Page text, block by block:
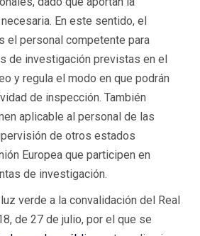
En este sentido, el
el personal competente para
de investigación previstas en el
y regula el modo en que podrán
de inspección. También
aplicable al personal de las
de otros estados
Europea que participen en
de investigación.
verde a la convalidación del Real
de 27 de julio, por el que se